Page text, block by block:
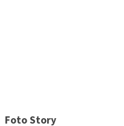
Foto Story